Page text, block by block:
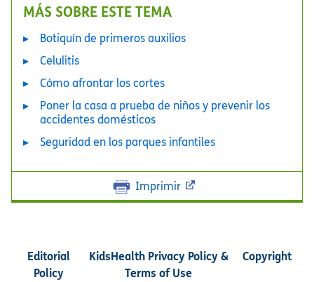
MÁS SOBRE ESTE TEMA
Botiquín de primeros auxilios
Celulitis
Cómo afrontar los cortes
Poner la casa a prueba de niños y prevenir los
accidentes domésticos
Seguridad en los parques infantiles
Imprimir
Editorial
Policy
KidsHealth Privacy Policy &
Terms of Use
Copyright